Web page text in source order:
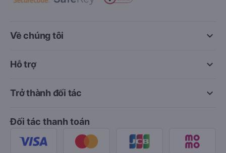
keyboard_arrow_down
Về chúng tôi
keyboard_arrow_down
Hỗ trợ
keyboard_arrow_down
Trở thành đối tác
Đối tác thanh toán